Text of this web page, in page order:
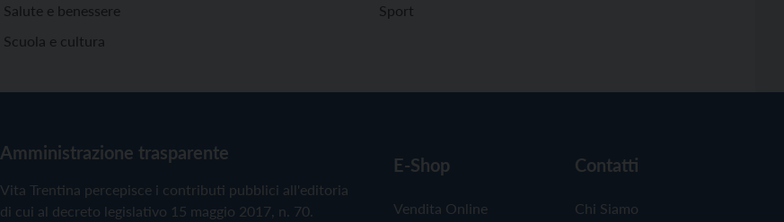
Salute e benessere
Scuola e cultura
Sport
Amministrazione trasparente
Vita Trentina percepisce i contributi pubblici all'editoria
di cui al decreto legislativo 15 maggio 2017, n. 70.
E-Shop
Vendita Online
Contatti
Chi Siamo